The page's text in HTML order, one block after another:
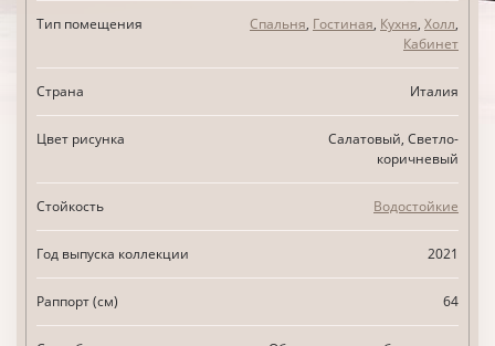
Тип помещения Спальня, Гостиная, Кухня, Холл,
Кабинет
Страна Италия
Цвет рисунка
Салатовый, Светло-
коричневый
Стойкость Водостойкие
Год выпуска коллекции 2021
Раппорт (см) 64